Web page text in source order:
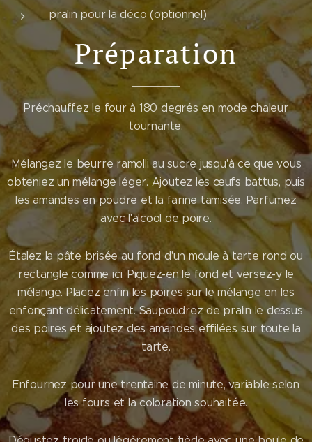
pralin pour la déco (optionnel)
Préparation
Préchauffez le four à 180 degrés en mode chaleur
tournante.
Mélangez le beurre ramolli au sucre jusqu'à ce que vous
obteniez un mélange léger. Ajoutez les œufs battus, puis
les amandes en poudre et la farine tamisée. Parfumez
avec l'alcool de poire.
Étalez la pâte brisée au fond d'un moule à tarte rond ou
rectangle comme ici. Piquez-en le fond et versez-y le
mélange. Placez enfin les poires sur le mélange en les
enfonçant délicatement. Saupoudrez de pralin le dessus
des poires et ajoutez des amandes effilées sur toute la
tarte.
Enfournez pour une trentaine de minute, variable selon
les fours et la coloration souhaitée.